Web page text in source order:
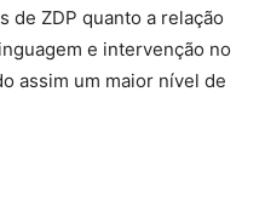
de ZDP quanto a relação
e intervenção no
assim um maior nível de